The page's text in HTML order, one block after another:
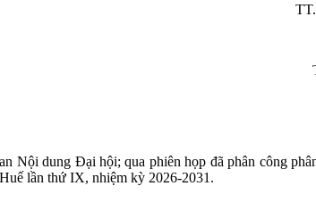
Nội dung Đại hội; qua phiên họp đã phân công
lần thứ IX, nhiệm kỳ 2026-2031.